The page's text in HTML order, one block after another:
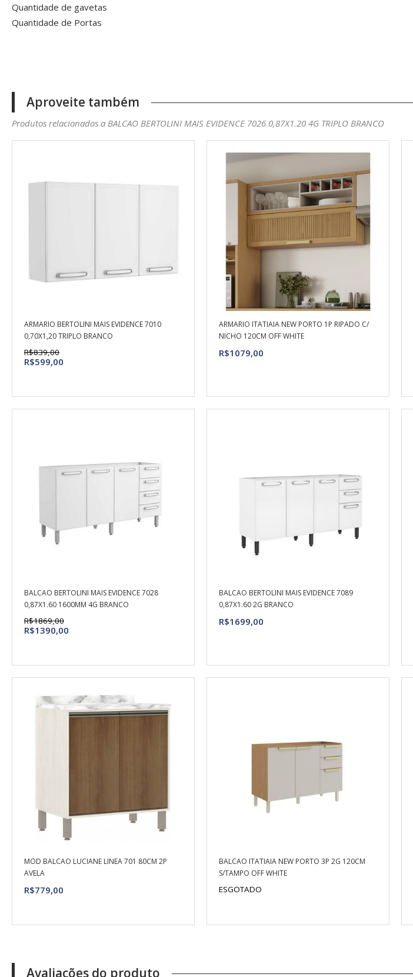
Quantidade de gavetas
Quantidade de Portas
Aproveite também
Produtos relacionados a BALCAO BERTOLINI MAIS EVIDENCE 7026 0,87X1.20 4G TRIPLO BRANCO
ARMARIO BERTOLINI MAIS EVIDENCE 7010
0,70X1,20 TRIPLO BRANCO
R$839,00
R$599,00
ARMARIO ITATIAIA NEW PORTO 1P RIPADO C/
NICHO 120CM OFF WHITE
R$1079,00
BALCAO BERTOLINI MAIS EVIDENCE 7028
0,87X1.60 1600MM 4G BRANCO
R$1869,00
R$1390,00
BALCAO BERTOLINI MAIS EVIDENCE 7089
0,87X1.60 2G BRANCO
R$1699,00
MOD BALCAO LUCIANE LINEA 701 80CM 2P
AVELA
R$779,00
BALCAO ITATIAIA NEW PORTO 3P 2G 120CM
S/TAMPO OFF WHITE
ESGOTADO
Avaliações do produto